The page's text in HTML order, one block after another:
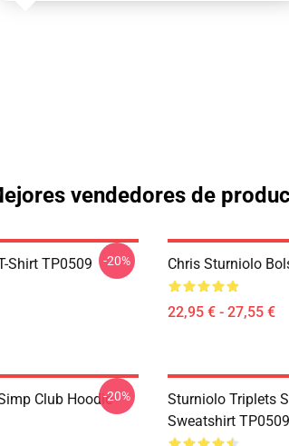
vendedores de
Shirt TP0509 -20% Chris Sturniolo
22,95 € - 27,55 €
Club Hoodie-20%
Sturniolo Triplets
Sweatshirt TP0509